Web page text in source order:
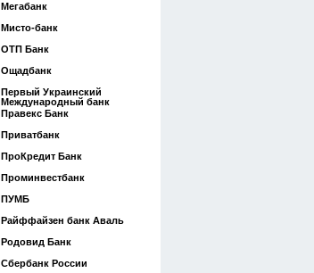
Мегабанк
Мисто-банк
ОТП Банк
Ощадбанк
Первый Украинский
Международный банк
Правекс Банк
Приватбанк
ПроКредит Банк
Проминвестбанк
ПУМБ
Райффайзен банк Аваль
Родовид Банк
Сбербанк России